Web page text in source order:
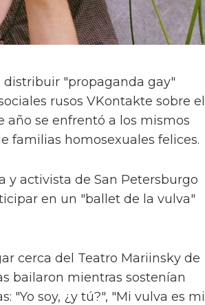
distribuir "propaganda gay"
rusos VKontakte sobre el
se enfrentó a los mismos
familias homosexuales felices.
y activista de San Petersburgo
en un "ballet de la vulva"
cerca del Teatro Mariinsky de
bailaron mientras sostenían
"Yo soy, ¿y tú?", "Mi vulva es mi